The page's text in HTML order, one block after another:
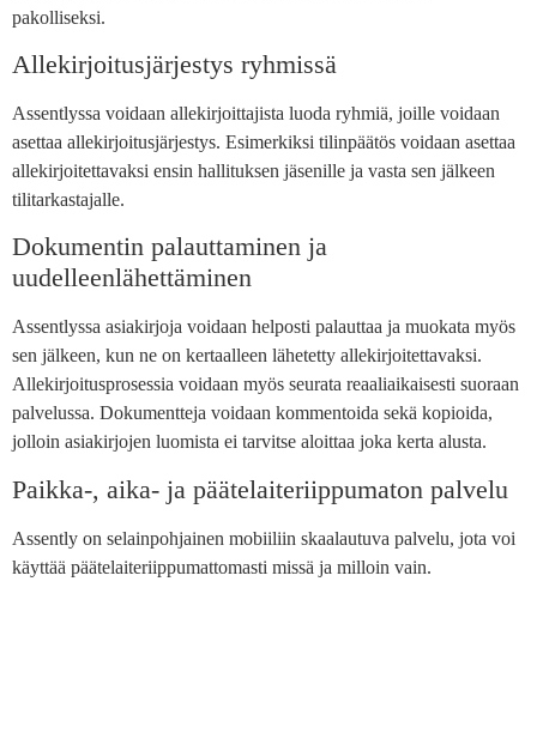
pakolliseksi.
Allekirjoitusjärjestys ryhmissä
Assentlyssa voidaan allekirjoittajista luoda ryhmiä, joille voidaan
asettaa allekirjoitusjärjestys. Esimerkiksi tilinpäätös voidaan asettaa
allekirjoitettavaksi ensin hallituksen jäsenille ja vasta sen jälkeen
tilitarkastajalle.
Dokumentin palauttaminen ja
uudelleenlähettäminen
Assentlyssa asiakirjoja voidaan helposti palauttaa ja muokata myös
sen jälkeen, kun ne on kertaalleen lähetetty allekirjoitettavaksi.
Allekirjoitusprosessia voidaan myös seurata reaaliaikaisesti suoraan
palvelussa. Dokumentteja voidaan kommentoida sekä kopioida,
jolloin asiakirjojen luomista ei tarvitse aloittaa joka kerta alusta.
Paikka-, aika- ja päätelaiteriippumaton palvelu
Assently on selainpohjainen mobiiliin skaalautuva palvelu, jota voi
käyttää päätelaiteriippumattomasti missä ja milloin vain.